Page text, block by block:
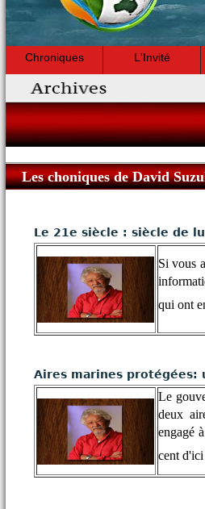
Chroniques L'Invité
Les choniques de David
Le 21e siècle : siècle de
Si vous
qui ont
Aires marines protégées:
Le
deux
engagé
cent